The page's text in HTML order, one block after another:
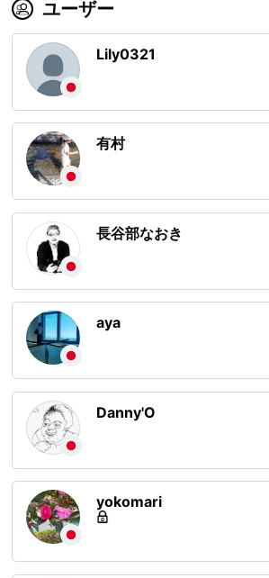
ユーザー
Lily0321
有村
長谷部なおき
aya
Danny'O
yokomari